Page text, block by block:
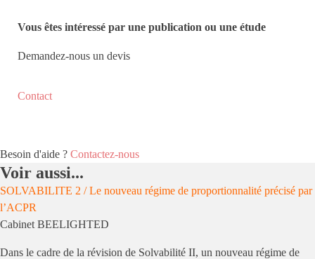
Vous êtes intéressé par une publication ou une étude
Demandez-nous un devis
Contact
Besoin d'aide ? Contactez-nous
Voir aussi...
SOLVABILITE 2 / Le nouveau régime de proportionnalité précisé par
l’ACPR
Cabinet BEELIGHTED
Dans le cadre de la révision de Solvabilité II, un nouveau régime de